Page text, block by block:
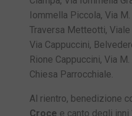
Iommella Piccola, Via
Traversa Metteotti,
Via Cappuccini,
Rione Cappuccini, Via
Chiesa Parrocchiale.
Al rientro, benedizione
Croce e canto degli inni